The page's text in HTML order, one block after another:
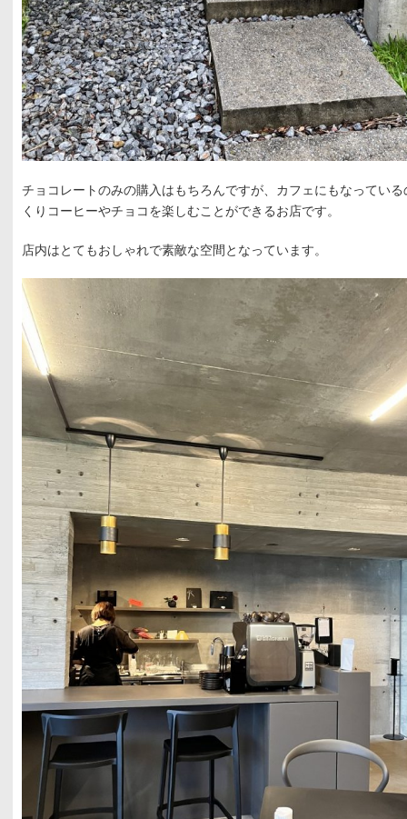
チョコレートのみの購入はもちろんですが、カフェにもなってい
くりコーヒーやチョコを楽しむことができるお店です。
店内はとてもおしゃれで素敵な空間となっています。